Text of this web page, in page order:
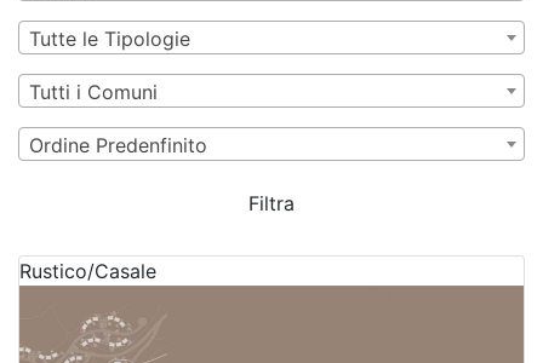
Tutte le Tipologie
Tutti i Comuni
Ordine Predenfinito
Filtra
Rustico/Casale